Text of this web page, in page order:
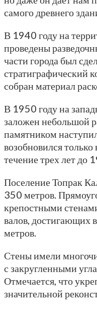
самого древнего
В 1940 году на
проведены
части города был
стратиграфический
собран материал
В 1950 году на
заложен небольшой
памятником
возобновился
течение трех лет до
Поселение Топрак
350 метров.
крепостными
валов, достигающих
метров.
Стены имели
с закругленными
Отмечается, что
значительной